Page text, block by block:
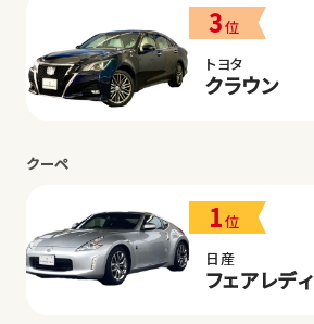
3位
トヨタ
クラウン
クーペ
1位
日産
フェアレディ